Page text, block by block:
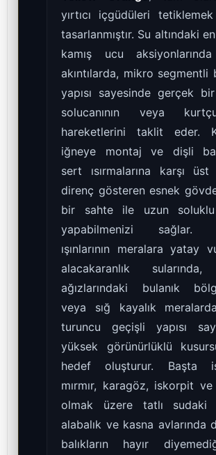
yırtıcı içgüdüleri
tasarlanmıştır. Su altındaki
kamış ucu
akıntılarda, mikro segmentli
yapısı sayesinde gerçek
solucanının veya
hareketlerini taklit eder.
iğneye montaj ve dişli
sert ısırmalarına karşı
direnç gösteren esnek
bir sahte ile uzun
yapabilmenizi sağlar.
ışınlarının meralara yatay
alacakaranlık
ağızlarındaki bulanık
veya sığ kayalık
turuncu geçişli yapısı
yüksek görünürlüklü
hedef oluşturur. Başta
mırmır, karagöz, iskorpit
olmak üzere tatlı sudaki
alabalık ve kasna avlarında
balıkların hayır